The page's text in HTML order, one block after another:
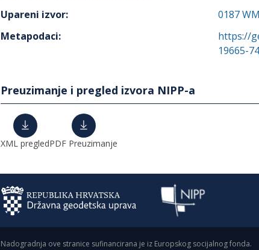
Upareni izvor: 0187
Metapodaci:
https://
19665-
Preuzimanje i pregled izvora NIPP-a
XML pregledPDF Preuzimanje
Nadogradnja ove stranice sufinancirana je iz Europskog socijalnog fonda.